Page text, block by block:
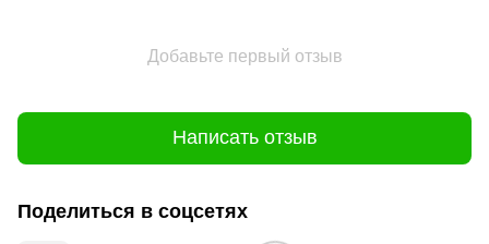
Добавьте первый отзыв
Написать отзыв
Поделиться в соцсетях